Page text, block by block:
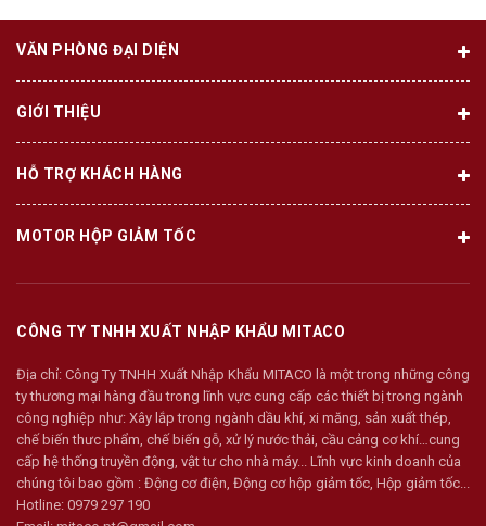
VĂN PHÒNG ĐẠI DIỆN
GIỚI THIỆU
HỖ TRỢ KHÁCH HÀNG
MOTOR HỘP GIẢM TỐC
CÔNG TY TNHH XUẤT NHẬP KHẨU MITACO
Địa chỉ: Công Ty TNHH Xuất Nhập Khẩu MITACO là một trong những công
ty thương mại hàng đầu trong lĩnh vực cung cấp các thiết bị trong ngành
công nghiệp như: Xây lắp trong ngành dầu khí, xi măng, sản xuất thép,
chế biến thưc phẩm, chế biến gỗ, xử lý nước thải, cầu cảng cơ khí…cung
cấp hệ thống truyền động, vật tư cho nhà máy... Lĩnh vực kinh doanh của
chúng tôi bao gồm : Động cơ điện, Động cơ hộp giảm tốc, Hộp giảm tốc...
Hotline: 0979 297 190